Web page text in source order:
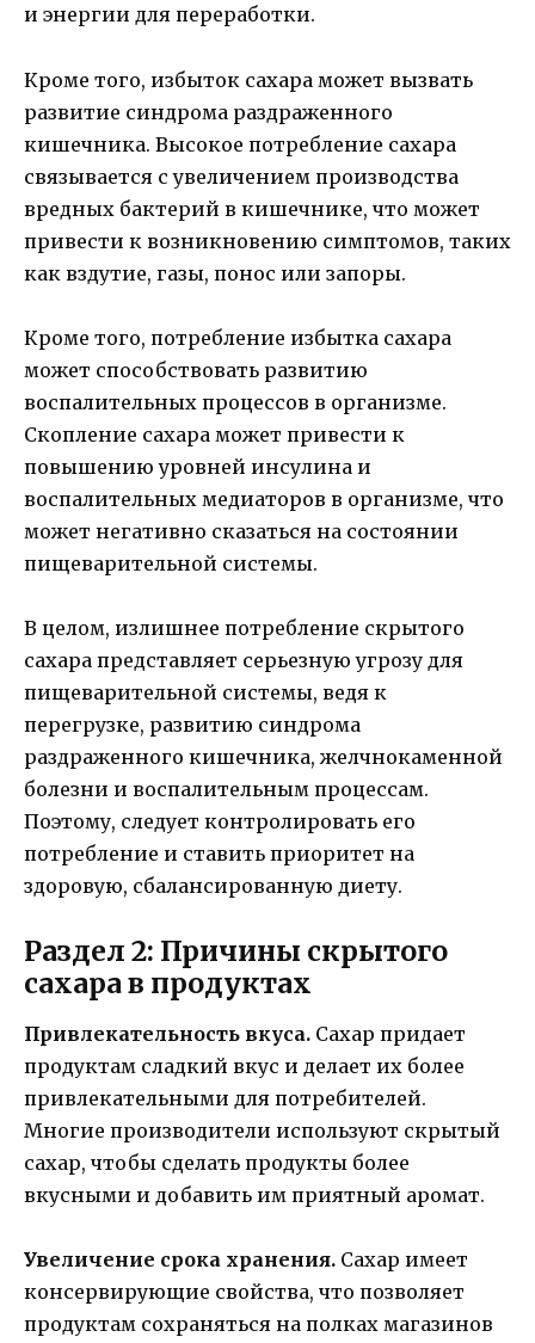
и энергии для переработки.
Кроме того, избыток сахара может вызвать
развитие синдрома раздраженного
кишечника. Высокое потребление сахара
связывается с увеличением производства
вредных бактерий в кишечнике, что может
привести к возникновению симптомов, таких
как вздутие, газы, понос или запоры.
Кроме того, потребление избытка сахара
может способствовать развитию
воспалительных процессов в организме.
Скопление сахара может привести к
повышению уровней инсулина и
воспалительных медиаторов в организме, что
может негативно сказаться на состоянии
пищеварительной системы.
В целом, излишнее потребление скрытого
сахара представляет серьезную угрозу для
пищеварительной системы, ведя к
перегрузке, развитию синдрома
раздраженного кишечника, желчнокаменной
болезни и воспалительным процессам.
Поэтому, следует контролировать его
потребление и ставить приоритет на
здоровую, сбалансированную диету.
Раздел 2: Причины скрытого
сахара в продуктах
Привлекательность вкуса. Сахар придает
продуктам сладкий вкус и делает их более
привлекательными для потребителей.
Многие производители используют скрытый
сахар, чтобы сделать продукты более
вкусными и добавить им приятный аромат.
Увеличение срока хранения. Сахар имеет
консервирующие свойства, что позволяет
продуктам сохраняться на полках магазинов